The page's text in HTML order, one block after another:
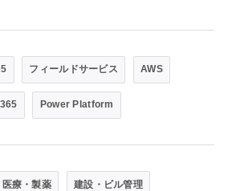
フィールドサービス AWS
Power Platform
医療・製薬 建設・ビル管理